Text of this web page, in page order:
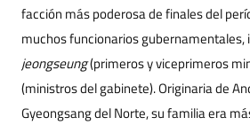
facción más poderosa de finales del
muchos funcionarios gubernamentales,
jeongseung(primeros y viceprimeros
(ministros del gabinete). Originaria de
Gyeongsang del Norte, su familia era